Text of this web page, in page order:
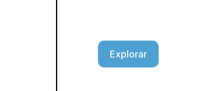
Explorar